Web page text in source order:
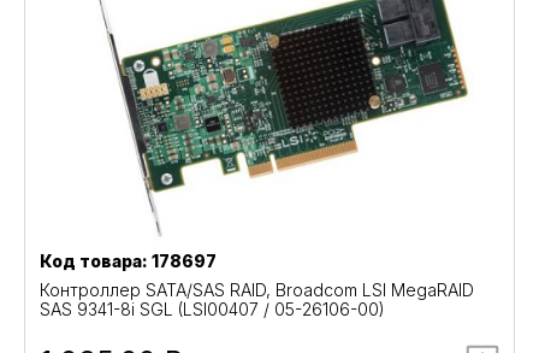
Код товара: 178697
Контроллер SATA/SAS RAID, Broadcom LSI MegaRAID
SAS 9341-8i SGL (LSI00407 / 05-26106-00)